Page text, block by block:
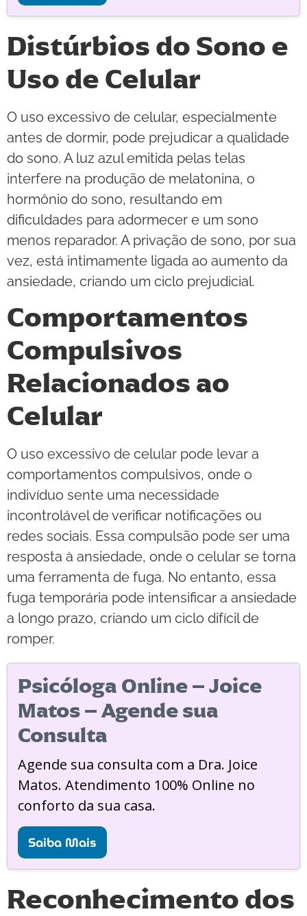
Distúrbios do Sono e
Uso de Celular
O uso excessivo de celular, especialmente
antes de dormir, pode prejudicar a qualidade
do sono. A luz azul emitida pelas telas
interfere na produção de melatonina, o
hormônio do sono, resultando em
dificuldades para adormecer e um sono
menos reparador. A privação de sono, por sua
vez, está intimamente ligada ao aumento da
ansiedade, criando um ciclo prejudicial.
Comportamentos
Compulsivos
Relacionados ao
Celular
O uso excessivo de celular pode levar a
comportamentos compulsivos, onde o
indivíduo sente uma necessidade
incontrolável de verificar notificações ou
redes sociais. Essa compulsão pode ser uma
resposta à ansiedade, onde o celular se torna
uma ferramenta de fuga. No entanto, essa
fuga temporária pode intensificar a ansiedade
a longo prazo, criando um ciclo difícil de
romper.
Psicóloga Online – Joice
Matos – Agende sua
Consulta
Agende sua consulta com a Dra. Joice
Matos. Atendimento 100% Online no
conforto da sua casa.
Saiba Mais
Reconhecimento dos